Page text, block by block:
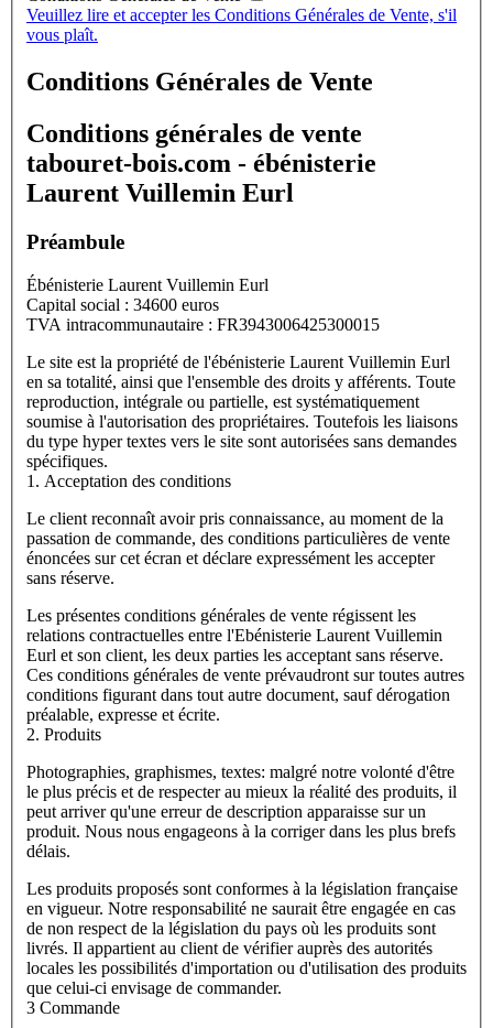
Veuillez lire et accepter les Conditions Générales de Vente, s'il
vous plaît.
Conditions Générales de Vente
Conditions générales de vente
tabouret-bois.com - ébénisterie
Laurent Vuillemin Eurl
Préambule
Ébénisterie Laurent Vuillemin Eurl
Capital social : 34600 euros
TVA intracommunautaire : FR3943006425300015
Le site est la propriété de l'ébénisterie Laurent Vuillemin Eurl
en sa totalité, ainsi que l'ensemble des droits y afférents. Toute
reproduction, intégrale ou partielle, est systématiquement
soumise à l'autorisation des propriétaires. Toutefois les liaisons
du type hyper textes vers le site sont autorisées sans demandes
spécifiques.
1. Acceptation des conditions
Le client reconnaît avoir pris connaissance, au moment de la
passation de commande, des conditions particulières de vente
énoncées sur cet écran et déclare expressément les accepter
sans réserve.
Les présentes conditions générales de vente régissent les
relations contractuelles entre l'Ebénisterie Laurent Vuillemin
Eurl et son client, les deux parties les acceptant sans réserve.
Ces conditions générales de vente prévaudront sur toutes autres
conditions figurant dans tout autre document, sauf dérogation
préalable, expresse et écrite.
2. Produits
Photographies, graphismes, textes: malgré notre volonté d'être
le plus précis et de respecter au mieux la réalité des produits, il
peut arriver qu'une erreur de description apparaisse sur un
produit. Nous nous engageons à la corriger dans les plus brefs
délais.
Les produits proposés sont conformes à la législation française
en vigueur. Notre responsabilité ne saurait être engagée en cas
de non respect de la législation du pays où les produits sont
livrés. Il appartient au client de vérifier auprès des autorités
locales les possibilités d'importation ou d'utilisation des produits
que celui-ci envisage de commander.
3 Commande